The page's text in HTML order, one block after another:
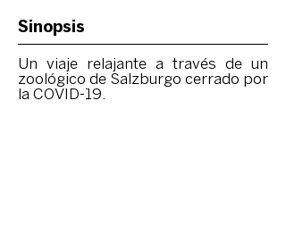
Sinopsis
Un viaje relajante a través de un
zoológico de Salzburgo cerrado por
la COVID-19.